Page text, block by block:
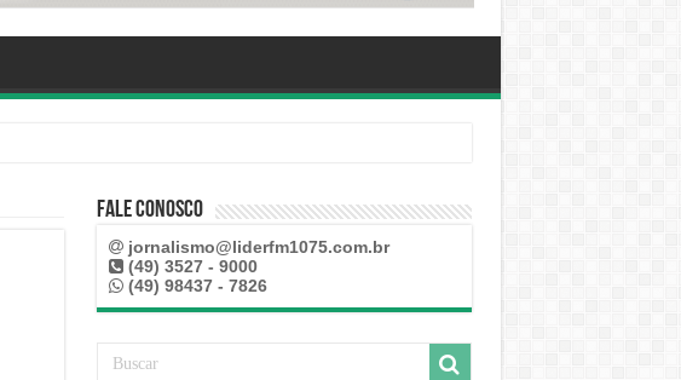
Fale Conosco
jornalismo@liderfm1075.com.br
(49) 3527 - 9000
(49) 98437 - 7826